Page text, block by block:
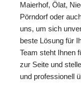
Maierhof, Ölat,
Pörndorf oder
uns, um sich
beste Lösung für
Team steht Ihnen
zur Seite und
und professionell